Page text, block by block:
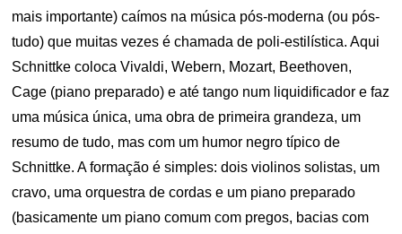
mais importante) caímos na música pós-moderna (ou pós-
tudo) que muitas vezes é chamada de poli-estilística. Aqui
Schnittke coloca Vivaldi, Webern, Mozart, Beethoven,
Cage (piano preparado) e até tango num liquidificador e faz
uma música única, uma obra de primeira grandeza, um
resumo de tudo, mas com um humor negro típico de
Schnittke. A formação é simples: dois violinos solistas, um
cravo, uma orquestra de cordas e um piano preparado
(basicamente um piano comum com pregos, bacias com